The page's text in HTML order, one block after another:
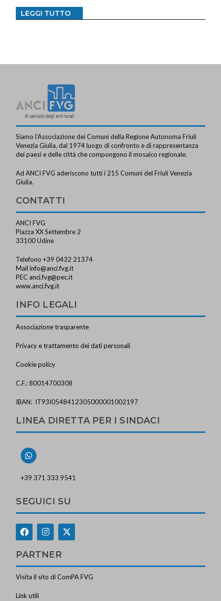
LEGGI TUTTO
Siamo l’Associazione dei Comuni della Regione Autonoma Friuli
Venezia Giulia, dal 1974 luogo di confronto e di rappresentanza
dei paesi e delle città che compongono il mosaico regionale.
Ad ANCI FVG aderiscono tutti i 215 Comuni del Friuli Venezia
Giulia.
CONTATTI
ANCI FVG
Piazza XX Settembre 2
33100 Udine
Telefono +39 0432 21374
Mailinfo@anci.fvg.it
PEC anci.fvg@pec.it
www.anci.fvg.it
INFO LEGALI
Associazione trasparente
Privacy e trattamento dei dati personali
Cookie policy
C.F.: 80014700308
IBAN: IT93I0548412305000001002197
LINEA DIRETTA PER I SINDACI
+39 371 333 9541
SEGUICI SU
PARTNER
Visita il sito di ComPA FVG
Link utili